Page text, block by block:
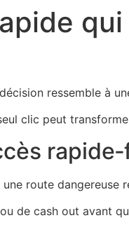
ressemble à
clic peut
route dangereuse
de cash out avant